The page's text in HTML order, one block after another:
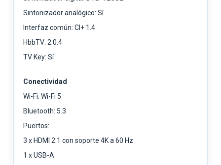
Sintonizador analógico: Sí
Interfaz común: CI+ 1.4
HbbTV: 2.0.4
TV Key: Sí
Conectividad
Wi-Fi: Wi-Fi 5
Bluetooth: 5.3
Puertos:
3 x HDMI 2.1 con soporte 4K a 60 Hz
1 x USB-A